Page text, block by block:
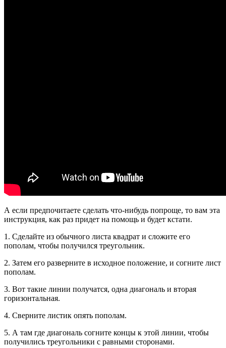
А если предпочитаете сделать что-нибудь попроще, то вам эта
инструкция, как раз придет на помощь и будет кстати.
1. Сделайте из обычного листа квадрат и сложите его
пополам, чтобы получился треугольник.
2. Затем его разверните в исходное положение, и согните лист
пополам.
3. Вот такие линии получатся, одна диагональ и вторая
горизонтальная.
4. Сверните листик опять пополам.
5. А там где диагональ согните концы к этой линии, чтобы
получились треугольники с равными сторонами.